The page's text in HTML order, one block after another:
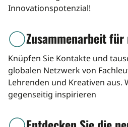
Innovationspotenzial!
icon
Zusammenarbeit
Knüpfen Sie Kontakte und
globalen Netzwerk von
Lehrenden und Kreativen aus.
gegenseitig inspirieren